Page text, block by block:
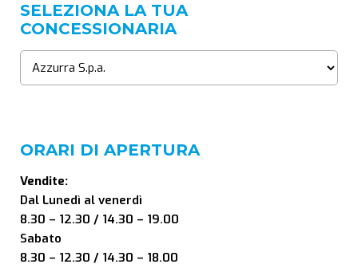
SELEZIONA LA TUA
CONCESSIONARIA
ORARI DI APERTURA
Vendite:
Dal Lunedì al venerdì
8.30 – 12.30 / 14.30 – 19.00
Sabato
8.30 – 12.30 / 14.30 – 18.00